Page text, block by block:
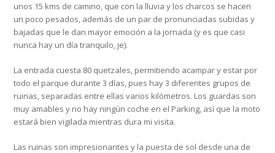
unos 15 kms de camino, que con la lluvia y los charcos se hacen
un poco pesados, además de un par de pronunciadas subidas y
bajadas que le dan mayor emoción a la jornada (y es que casi
nunca hay un día tranquilo, je).
La entrada cuesta 80 quetzales, permitiendo acampar y estar por
todo el parque durante 3 días, pues hay 3 diferentes grupos de
ruinas, separadas entre ellas varios kilómetros. Los guardas son
muy amables y no hay ningún coche en el Parking, así que la moto
estará bien vigilada mientras dura mi visita.
Las ruinas son impresionantes y la puesta de sol desde una de